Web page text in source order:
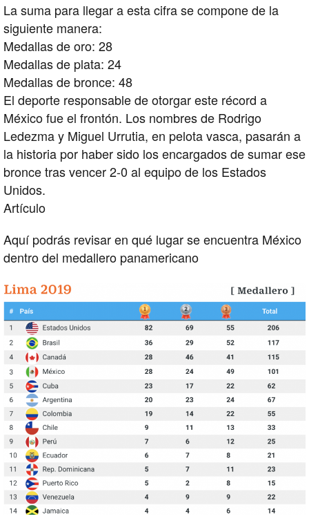
La suma para llegar a esta cifra se compone de la
siguiente manera:
Medallas de oro: 28
Medallas de plata: 24
Medallas de bronce: 48
El deporte responsable de otorgar este récord a
México fue el frontón. Los nombres de Rodrigo
Ledezma y Miguel Urrutia, en pelota vasca, pasarán a
la historia por haber sido los encargados de sumar ese
bronce tras vencer 2-0 al equipo de los Estados
Unidos.
Artículo
Aquí podrás revisar en qué lugar se encuentra México
dentro del medallero panamericano